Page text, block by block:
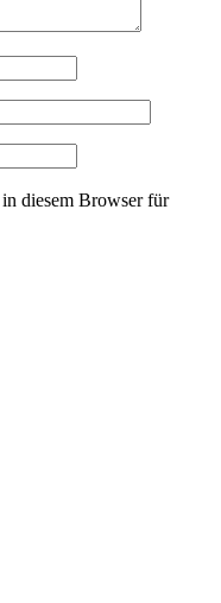
diesem Browser für